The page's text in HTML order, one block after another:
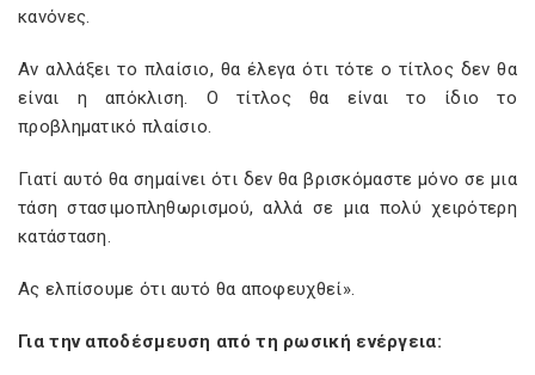
κανόνες.
Αν αλλάξει το πλαίσιο, θα έλεγα ότι τότε ο τίτλος δεν θα
είναι η απόκλιση. Ο τίτλος θα είναι το ίδιο το
προβληματικό πλαίσιο.
Γιατί αυτό θα σημαίνει ότι δεν θα βρισκόμαστε μόνο σε μια
τάση στασιμοπληθωρισμού, αλλά σε μια πολύ χειρότερη
κατάσταση.
Ας ελπίσουμε ότι αυτό θα αποφευχθεί».
Για την αποδέσμευση από τη ρωσική ενέργεια: